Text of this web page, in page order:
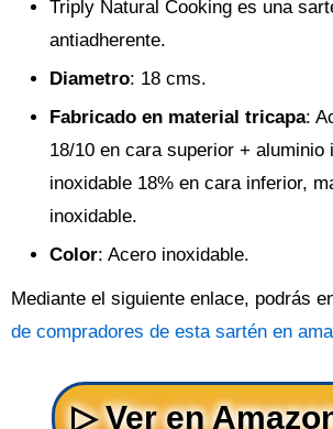
Triply Natural Cooking es una
antiadherente.
Diametro: 18 cms.
Fabricado en material tricapa:
18/10 en cara superior + aluminio
inoxidable 18% en cara inferior,
inoxidable.
Color: Acero inoxidable.
Mediante el siguiente enlace, podrás
de compradores de esta sartén en